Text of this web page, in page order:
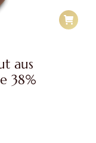
aus
38%